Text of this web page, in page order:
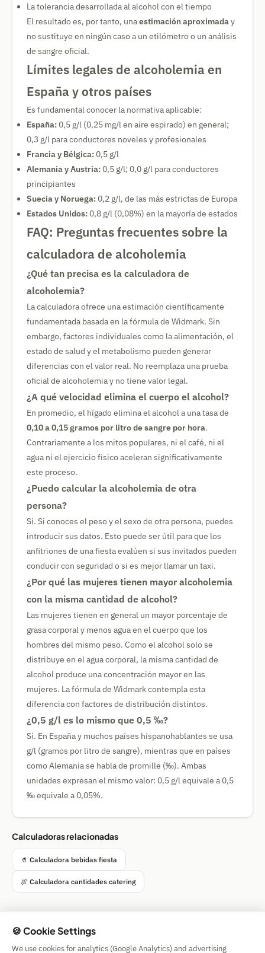
La tolerancia desarrollada al alcohol con el tiempo
El resultado es, por tanto, unaestimación aproximaday
no sustituye en ningún caso a un etilómetro o un análisis
de sangre oficial.
Límites legales de alcoholemia en
España y otros países
Es fundamental conocer la normativa aplicable:
España: 0,5 g/l (0,25 mg/l en aire espirado) en general;
0,3 g/l para conductores noveles y profesionales
Francia y Bélgica: 0,5 g/l
Alemania y Austria: 0,5 g/l; 0,0 g/l para conductores
principiantes
Suecia y Noruega: 0,2 g/l, de las más estrictas de Europa
Estados Unidos: 0,8 g/l (0,08%) en la mayoría de estados
FAQ: Preguntas frecuentes sobre la
calculadora de alcoholemia
¿Qué tan precisa es la calculadora de
alcoholemia?
La calculadora ofrece una estimación científicamente
fundamentada basada en la fórmula de Widmark. Sin
embargo, factores individuales como la alimentación, el
estado de salud y el metabolismo pueden generar
diferencias con el valor real. No reemplaza una prueba
oficial de alcoholemia y no tiene valor legal.
¿A qué velocidad elimina el cuerpo el alcohol?
En promedio, el hígado elimina el alcohol a una tasa de
0,10 a 0,15 gramos por litro de sangre por hora.
Contrariamente a los mitos populares, ni el café, ni el
agua ni el ejercicio físico aceleran significativamente
este proceso.
¿Puedo calcular la alcoholemia de otra
persona?
Sí. Si conoces el peso y el sexo de otra persona, puedes
introducir sus datos. Esto puede ser útil para que los
anfitriones de una fiesta evalúen si sus invitados pueden
conducir con seguridad o si es mejor llamar un taxi.
¿Por qué las mujeres tienen mayor alcoholemia
con la misma cantidad de alcohol?
Las mujeres tienen en general un mayor porcentaje de
grasa corporal y menos agua en el cuerpo que los
hombres del mismo peso. Como el alcohol solo se
distribuye en el agua corporal, la misma cantidad de
alcohol produce una concentración mayor en las
mujeres. La fórmula de Widmark contempla esta
diferencia con factores de distribución distintos.
¿0,5 g/l es lo mismo que 0,5 ‰?
Sí. En España y muchos países hispanohablantes se usa
g/l (gramos por litro de sangre), mientras que en países
como Alemania se habla de promille (‰). Ambas
unidades expresan el mismo valor: 0,5 g/l equivale a 0,5
‰ equivale a 0,05%.
Calculadoras relacionadas
🥤 Calculadora bebidas fiesta
🍖 Calculadora cantidades catering
Impressum
| Privacy | Terms | 🍪 Cookies
🍪 Cookie Settings
We use cookies for analytics (Google Analytics) and advertising